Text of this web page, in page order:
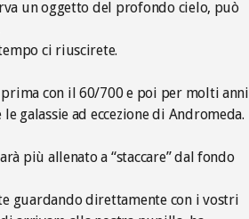
un oggetto del profondo cielo, può
ci riuscirete.
con il 60/700 e poi per molti anni
galassie ad eccezione di Andromeda.
più allenato a “staccare” dal fondo
guardando direttamente con i vostri